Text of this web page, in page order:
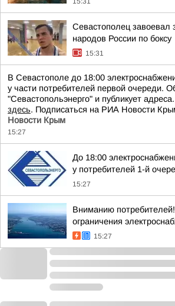
Севастополец завоевал
народов России по боксу
15:31
В Севастополе до 18:00
у части потребителей первой очереди.
"Севастопольэнерго" и публикует
здесь. Подписаться на РИА Новости
Новости Крым
15:27
До 18:00
у потребителей 1-й
15:27
Вниманию
ограничения
15:27